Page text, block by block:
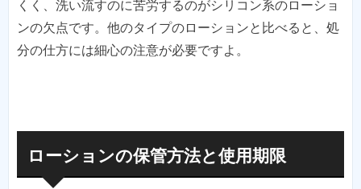
くく、洗い流すのに苦労するのがシリコン系のローショ
ンの欠点です。他のタイプのローションと比べると、処
分の仕方には細心の注意が必要ですよ。
ローションの保管方法と使用期限